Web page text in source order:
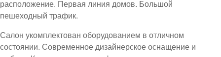
расположение. Первая линия домов. Большой
пешеходный трафик.
Салон укомплектован оборудованием в отличном
состоянии. Современное дизайнерское оснащение и